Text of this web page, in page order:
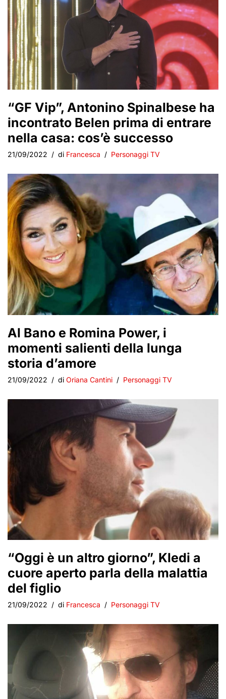
“GF Vip”, Antonino Spinalbese ha
incontrato Belen prima di entrare
nella casa: cos’è successo
21/09/2022 di Francesca Personaggi TV
Al Bano e Romina Power, i
momenti salienti della lunga
storia d’amore
21/09/2022 di Oriana Cantini Personaggi TV
“Oggi è un altro giorno”, Kledi a
cuore aperto parla della malattia
del figlio
21/09/2022 di Francesca Personaggi TV